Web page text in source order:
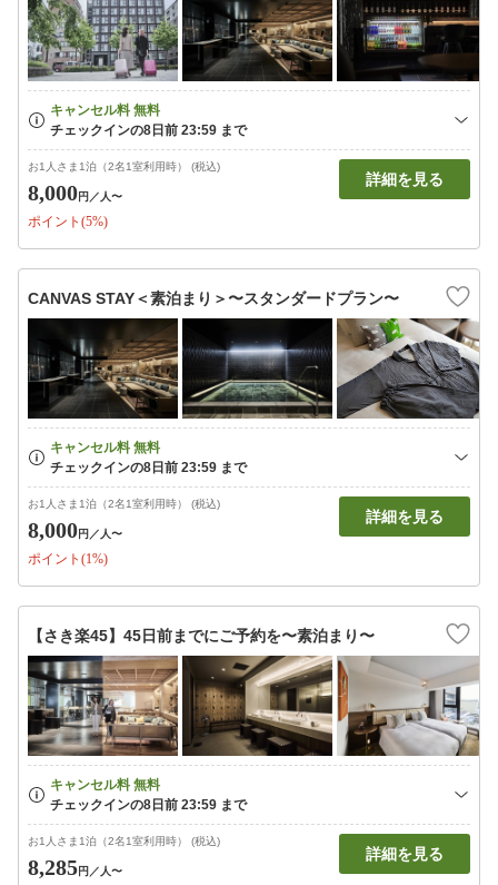
お1人さま1泊（2名1室利用時） (税込)
8,000円 ／人〜
ポイント(5%)
詳細を見る
CANVAS STAY＜素泊まり＞〜スタンダードプラン〜
お1人さま1泊（2名1室利用時） (税込)
8,000円 ／人〜
ポイント(1%)
詳細を見る
【さき楽45】45日前までにご予約を〜素泊まり〜
お1人さま1泊（2名1室利用時） (税込)
8,285円 ／人〜
詳細を見る